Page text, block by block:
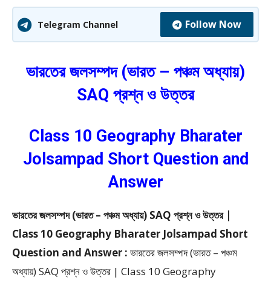
Telegram Channel Follow Now
ভারতের জলসম্পদ (ভারত – পঞ্চম অধ্যায়)
SAQ প্রশ্ন ও উত্তর
Class 10 Geography Bharater
Jolsampad Short Question and
Answer
ভারতের জলসম্পদ (ভারত – পঞ্চম অধ্যায়) SAQ প্রশ্ন ও উত্তর |
Class 10 Geography Bharater Jolsampad Short
Question and Answer : ভারতের জলসম্পদ (ভারত – পঞ্চম
অধ্যায়) SAQ প্রশ্ন ও উত্তর | Class 10 Geography